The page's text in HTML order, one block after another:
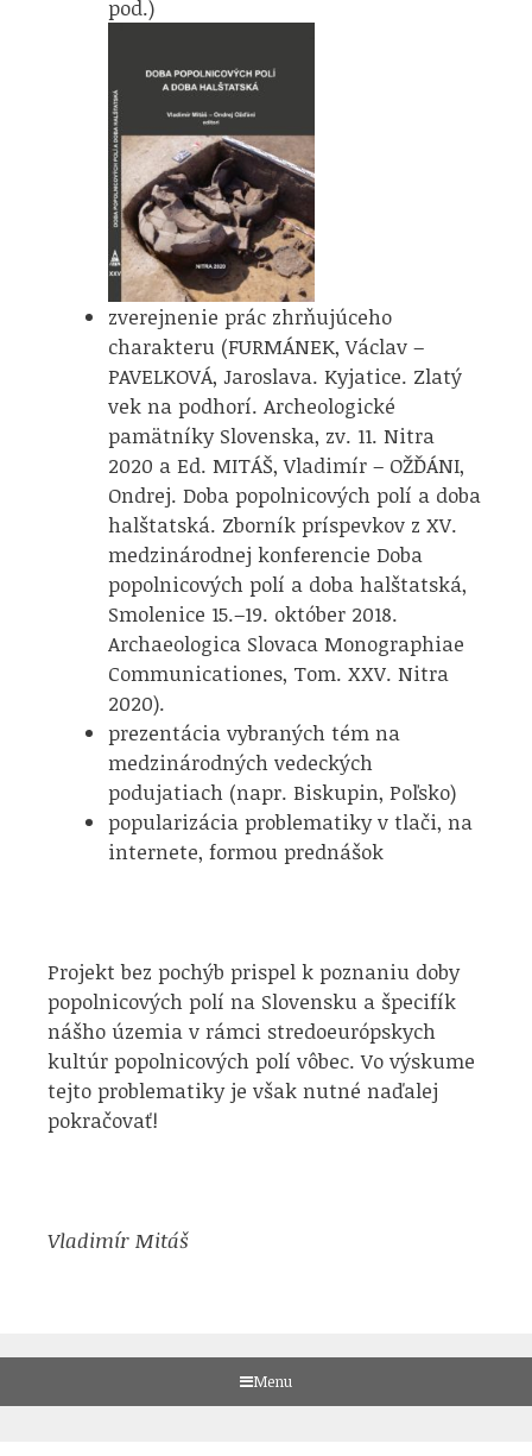
pod.)
zverejnenie prác zhrňujúceho
charakteru (FURMÁNEK, Václav –
PAVELKOVÁ, Jaroslava. Kyjatice. Zlatý
vek na podhorí. Archeologické
pamätníky Slovenska, zv. 11. Nitra
2020 a Ed. MITÁŠ, Vladimír – OŽĎÁNI,
Ondrej. Doba popolnicových polí a doba
halštatská. Zborník príspevkov z XV.
medzinárodnej konferencie Doba
popolnicových polí a doba halštatská,
Smolenice 15.–19. október 2018.
Archaeologica Slovaca Monographiae
Communicationes, Tom. XXV. Nitra
2020).
prezentácia vybraných tém na
medzinárodných vedeckých
podujatiach (napr. Biskupin, Poľsko)
popularizácia problematiky v tlači, na
internete, formou prednášok
Projekt bez pochýb prispel k poznaniu doby
popolnicových polí na Slovensku a špecifík
nášho územia v rámci stredoeurópskych
kultúr popolnicových polí vôbec. Vo výskume
tejto problematiky je však nutné naďalej
pokračovať!
Vladimír Mitáš
Menu